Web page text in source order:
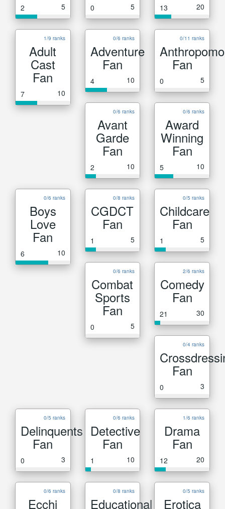
2 5 0 5 13 20
1/9 ranks
Adult
Cast
Fan
7 10
0/6 ranks
Adventure
Fan
4 10
0/11 ranks
Fan
0 5
0/6 ranks
Avant
Garde
Fan
2 10
0/6 ranks
Award
Winning
Fan
5 10
0/6 ranks
Boys
Love
Fan
6 10
0/8 ranks
CGDCT
Fan
1 5
0/5 ranks
Childcare
Fan
1 5
0/6 ranks
Combat
Sports
Fan
0 5
2/6 ranks
Comedy
Fan
21 30
0/4 ranks
Fan
0 3
0/5 ranks
Delinquents
Fan
0 3
0/6 ranks
Detective
Fan
1 10
1/6 ranks
Drama
Fan
12 20
0/6 ranks
Ecchi
0/8 ranks
Educational
0/5 ranks
Erotica